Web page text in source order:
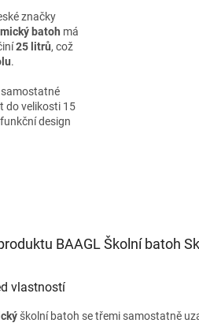
značky
batoh má
25 litrů, což
.
do velikosti 15
design
BAAGL Školní batoh
vlastností
školní batoh se třemi samostatně